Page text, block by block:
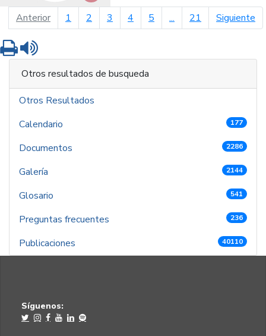
Anteriorpágina anterior
1 2 3 4 5 ... 21 Siguiente
Imprimir
Otros resultados de busqueda
Otros Resultados
Calendario
177
Documentos 2286
Galería 2144
Glosario 541
Preguntas frecuentes 236
Publicaciones 40110
Síguenos: